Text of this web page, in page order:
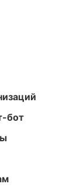
бот